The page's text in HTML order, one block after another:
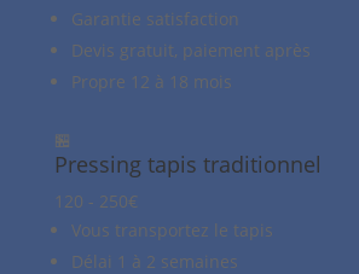
Garantie satisfaction
Devis gratuit, paiement après
Propre 12 à 18 mois
🏪
Pressing tapis traditionnel
120 - 250€
Vous transportez le tapis
Délai 1 à 2 semaines